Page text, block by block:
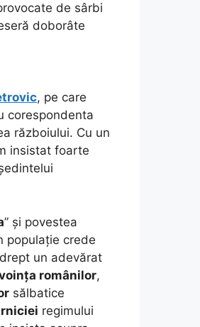
de sârbi
doborâte
, pe care
corespondenta
războiului. Cu un
insistat foarte
” și povestea
populație crede
un adevărat
românilor,
sălbatice
regimului